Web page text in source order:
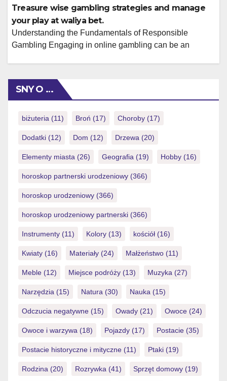
para que esta experiencia sea verdaderamente positiva
y sostenible, es fundamental abordarla con una
estrategia bien pensada y un compromiso firme con el
juego responsable. Esto […]
Treasure wise gambling strategies and manage
your play at waliya bet.
Understanding the Fundamentals of Responsible
Gambling Engaging in online gambling can be an
begin with understanding the inherent risks involved.
This means acknowledging that outcomes are not
clear financial limits […]
SNY O …
biżuteria (11) Broń (17) Choroby (17)
Dodatki (12) Dom (12) Drzewa (20)
Elementy miasta (26) Geografia (19) Hobby (16)
horoskop partnerski urodzeniowy (366)
horoskop urodzeniowy (366)
horoskop urodzeniowy partnerski (366)
Instrumenty (11) Kolory (13) kościół (16)
Kwiaty (16) Materiały (24) Małżeństwo (11)
Meble (12) Miejsce podróży (13) Muzyka (27)
Narzędzia (15) Natura (30) Nauka (15)
Odczucia negatywne (15) Owady (21) Owoce (24)
Owoce i warzywa (18) Pojazdy (17) Postacie (35)
Postacie historyczne i mityczne (11) Ptaki (19)
Rodzina (20) Rozrywka (41) Sprzęt domowy (19)